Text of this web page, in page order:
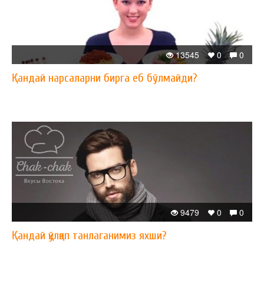
0
0
13545
Қандай нарсаларни бирга еб бўлмайди?
0
0
9479
Қандай қўлқоп танлаганимиз яхши?